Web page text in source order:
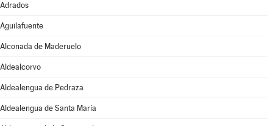
Adrados
Aguilafuente
Alconada de Maderuelo
Aldealcorvo
Aldealengua de Pedraza
Aldealengua de Santa María